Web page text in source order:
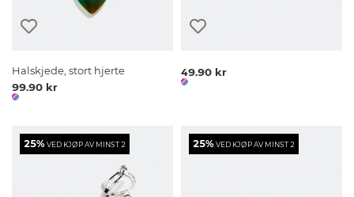
Halskjede, stort hjerte
99.90 kr
49.90 kr
25%VED KJØP AV MINST 2 25%VED KJØP AV MINST 2